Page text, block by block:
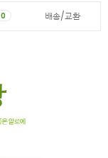
0 배송/교환